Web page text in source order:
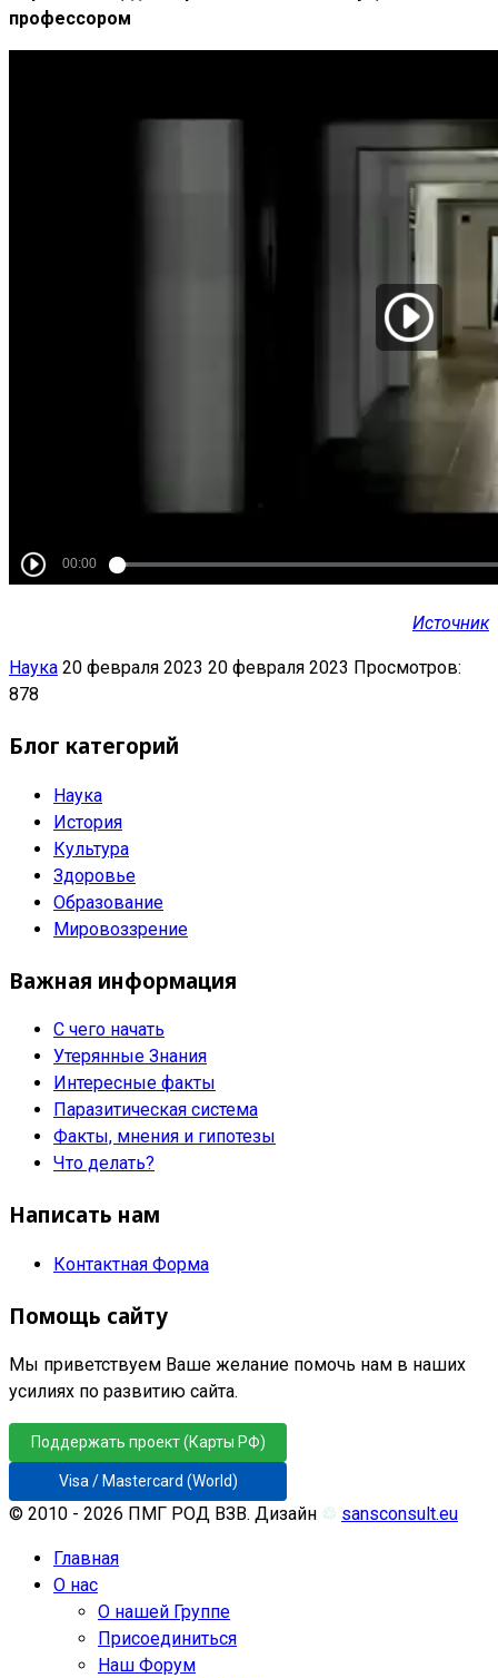
профессором
Источник
Наука 20 февраля 2023 20 февраля 2023 Просмотров:
878
Блог категорий
Наука
История
Культура
Здоровье
Образование
Мировоззрение
Важная информация
С чего начать
Утерянные Знания
Интересные факты
Паразитическая система
Факты, мнения и гипотезы
Что делать?
Написать нам
Контактная Форма
Помощь сайту
Мы приветствуем Ваше желание помочь нам в наших
усилиях по развитию сайта.
Поддержать проект (Карты РФ)
Visa / Mastercard (World)
© 2010 - 2026 ПМГ РОД ВЗВ. Дизайн ♲ sansconsult.eu
Главная
О нас
О нашей Группе
Присоединиться
Наш Форум